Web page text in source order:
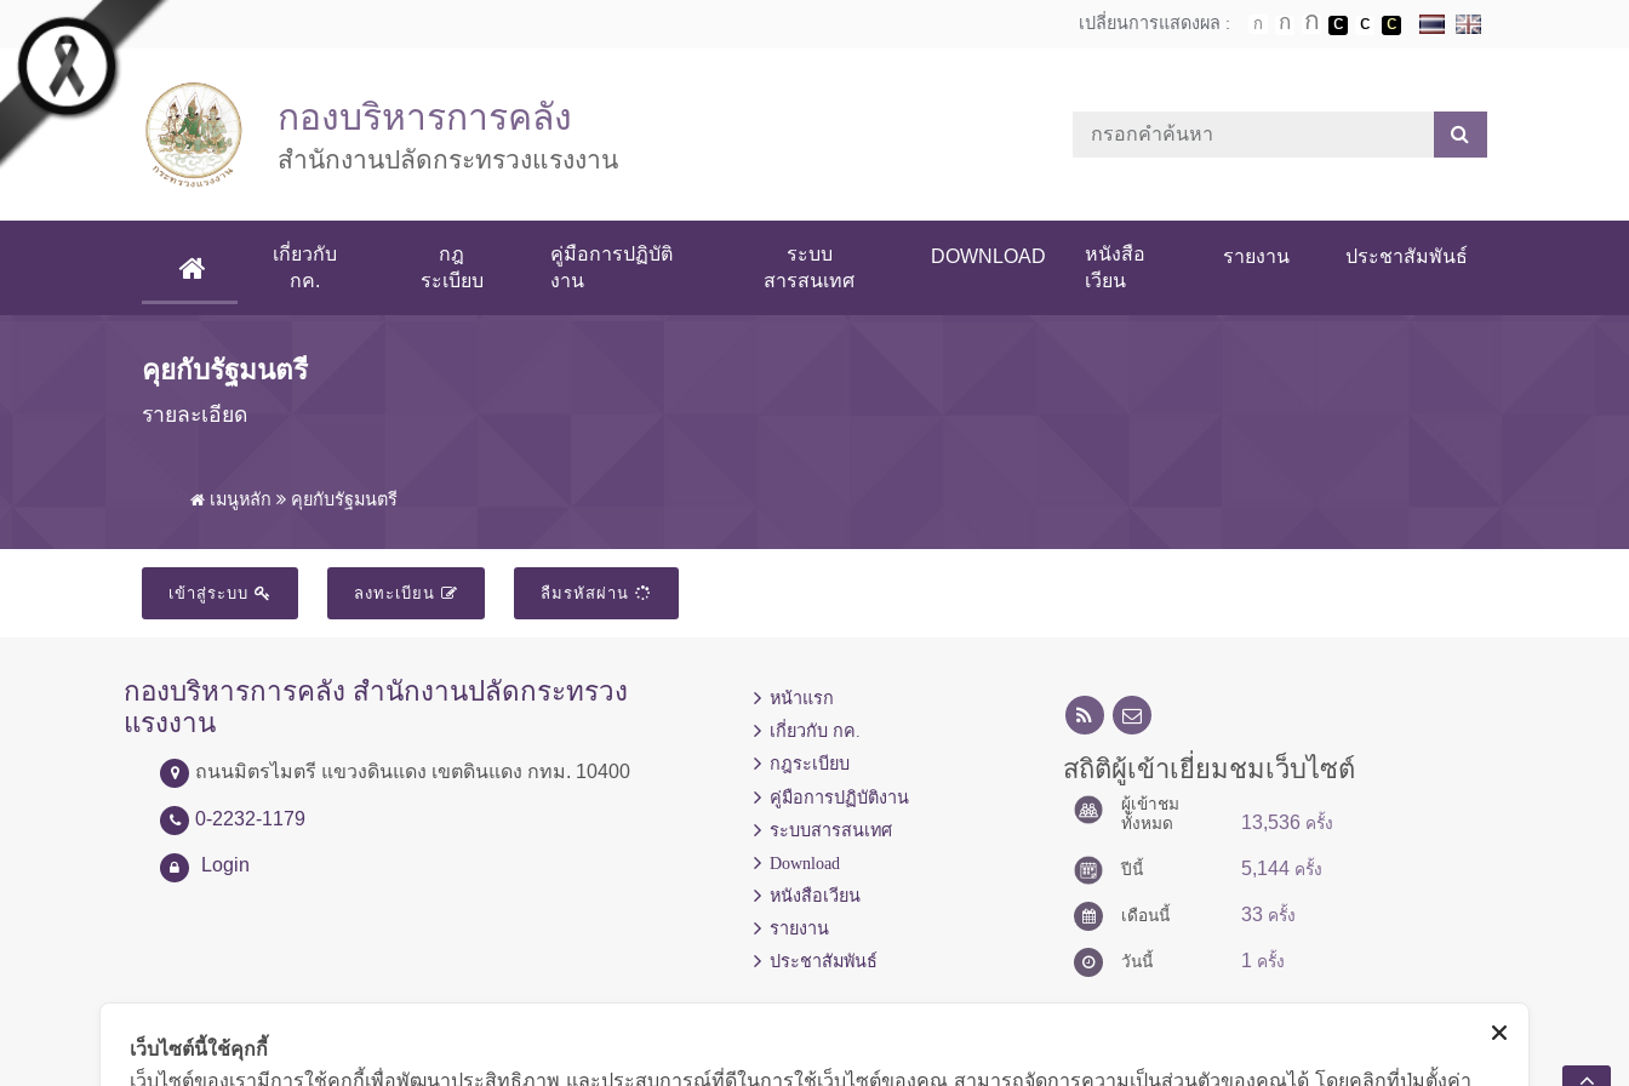
Skip to main content
เปลี่ยนการแสดงผล :
กองบริหารการคลัง
สำนักงานปลัดกระทรวงแรงงาน
(CURRENT)
เกี่ยวกับ
กค.
กฎ
ระเบียบ
คู่มือการปฏิบัติ
งาน
ระบบ
สารสนเทศ
DOWNLOAD
หนังสือ
เวียน
รายงาน ประชาสัมพันธ์
คุยกับรัฐมนตรี
รายละเอียด
เมนูหลัก คุยกับรัฐมนตรี
เข้าสู่ระบบ ลงทะเบียน ลืมรหัสผ่าน
กองบริหารการคลัง สำนักงานปลัดกระทรวง
แรงงาน
ถนนมิตรไมตรี แขวงดินแดง เขตดินแดง กทม. 10400
0-2232-1179
Login
หน้าแรก
เกี่ยวกับ กค.
กฎระเบียบ
คู่มือการปฏิบัติงาน
ระบบสารสนเทศ
Download
หนังสือเวียน
รายงาน
ประชาสัมพันธ์
สถิติผู้เข้าเยี่ยมชมเว็บไซต์
ผู้เข้าชม
ทั้งหมด
13,536 ครั้ง
ปีนี้ 5,144 ครั้ง
เดือนนี้ 33 ครั้ง
วันนี้ 1 ครั้ง
เว็บไซต์นี้ใช้คุกกี้
เว็บไซต์ของเรามีการใช้คุกกี้เพื่อพัฒนาประสิทธิภาพ และประสบการณ์ที่ดีในการใช้เว็บไซต์ของคุณ สามารถจัดการความเป็นส่วนตัวของคุณได้ โดยคลิกที่ปุ่มตั้งค่า